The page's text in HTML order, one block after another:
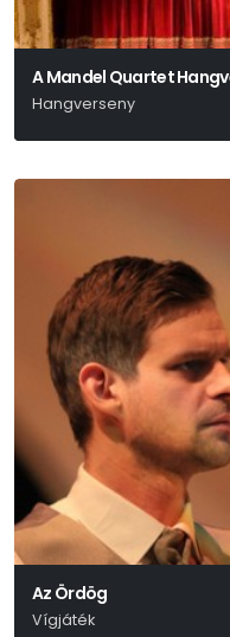
A Mandel Quartet
Hangverseny
Az Ördög
Vígjáték